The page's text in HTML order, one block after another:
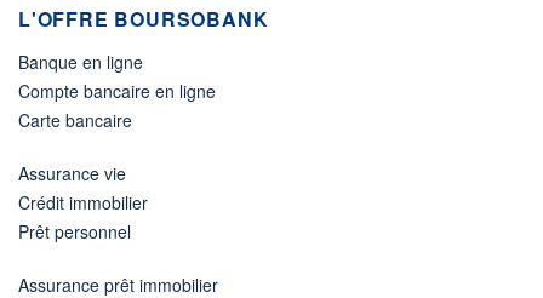
L'OFFRE BOURSOBANK
Banque en ligne
Compte bancaire en ligne
Carte bancaire
Assurance vie
Crédit immobilier
Prêt personnel
Assurance prêt immobilier